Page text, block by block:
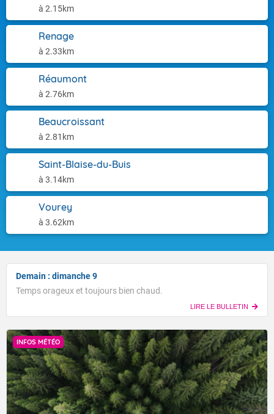
à 2.15km
Renage
à 2.33km
Réaumont
à 2.76km
Beaucroissant
à 2.81km
Saint-Blaise-du-Buis
à 3.14km
Vourey
à 3.62km
Demain : dimanche 9
Temps orageux et toujours bien chaud.
LIRE LE BULLETIN
INFOS MÉTÉO